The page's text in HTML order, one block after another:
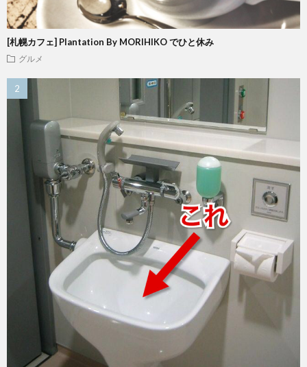
[札幌カフェ] Plantation By MORIHIKO でひと休み
グルメ